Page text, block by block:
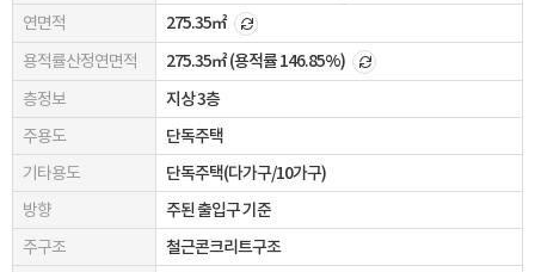
연면적
275.35㎡
용적률산정연면적
275.35㎡(용적률 146.85%)
층정보
지상 3층
주용도
단독주택
기타용도
단독주택(다가구/10가구)
방향
주된 출입구 기준
주구조
철근콘크리트구조